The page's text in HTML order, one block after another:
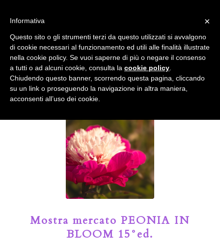
Il Blog del Garden Club di Bologna
Mostra mercato PEONIA IN
BLOOM 15°ed.
accetta l'uso dei cookies previsto nella pagina dedicata.
Fai clic per abilitare/disabilitare il tracciamento di
Google Analytics.
OK Privacy e cookie policy
×
Informativa
Questo sito o gli strumenti terzi da questo utilizzati si avvalgono
di cookie necessari al funzionamento ed utili alle finalità illustrate
nella cookie policy. Se vuoi saperne di più o negare il consenso
a tutti o ad alcuni cookie, consulta la cookie policy
Chiudendo questo banner, scorrendo questa pagina, cliccando
su un link o proseguendo la navigazione in altra maniera,
acconsenti all’uso dei cookie.